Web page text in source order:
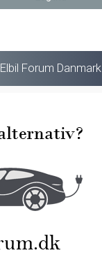
Elbil Forum Danmark